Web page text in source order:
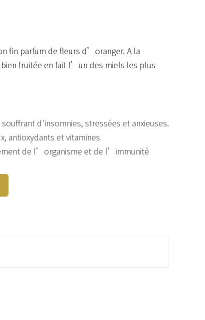
fin parfum de fleurs d’oranger. A la
fruitée en fait l’un des miels les plus
d'insomnies, stressées et anxieuses.
antioxydants et vitamines
de l’organisme et de l’immunité